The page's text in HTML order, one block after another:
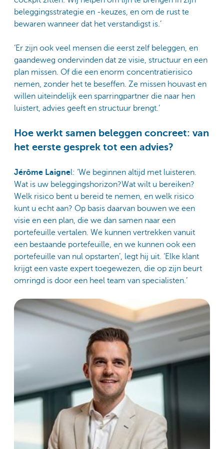
beleggingsstrategie en -keuzes, en om de rust te
bewaren wanneer dat het verstandigst is.’
‘Er zijn ook veel mensen die eerst zelf beleggen, en
gaandeweg ondervinden dat ze visie, structuur en een
plan missen. Of die een enorm concentratierisico
nemen, zonder het te beseffen. Ze missen houvast en
willen uiteindelijk een sparringpartner die naar hen
luistert, advies geeft en structuur brengt.’
Hoe werkt samen beleggen concreet: van
het eerste gesprek tot een advies?
Jérôme Laignel: ‘We beginnen altijd met luisteren.
Wat is uw beleggingshorizon?Wat wilt u bereiken?
Welk risico bent u bereid te nemen, en welk risico
kunt u echt aan? Op basis daarvan bouwen we een
visie en een plan, die we dan samen naar een
portefeuille vertalen. We kunnen vertrekken vanuit
een bestaande portefeuille, en we kunnen ook een
portefeuille van nul opstarten’, legt hij uit. ‘Elke klant
krijgt een vaste expert toegewezen, die op zijn beurt
omringd is door een heel team van specialisten.’